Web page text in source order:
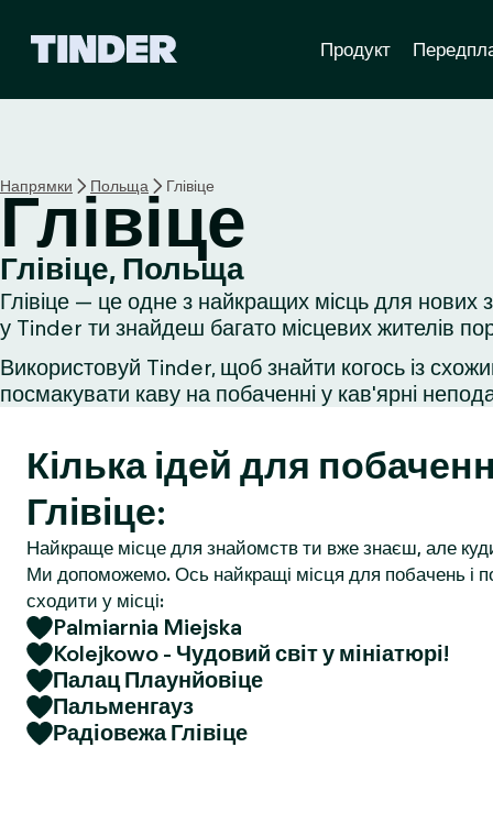
а
р
і
н
а
T
d
e
Продукт
Напрямки Польща Глівіце
Глівіце
Глівіце, Польща
Глівіце — це одне з найкращих місць для
у Tinder ти знайдеш багато місцевих жителів
Використовуй Tinder, щоб знайти когось із
посмакувати каву на побаченні у кав'ярні
Кілька ідей для
Глівіце:
Найкраще місце для знайомств ти вже знаєш, але
Ми допоможемо. Ось найкращі місця для побачень і
сходити у місці:
Palmiarnia Miejska
Kolejkowo - Чудовий світ у мініатюрі!
Палац Плаунйовіце
Пальменгауз
Радіовежа Глівіце